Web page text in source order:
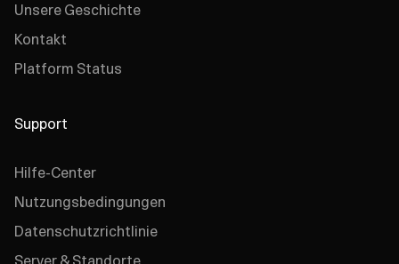
Unsere Geschichte
Kontakt
Platform Status
Support
Hilfe-Center
Nutzungsbedingungen
Datenschutzrichtlinie
Server & Standorte